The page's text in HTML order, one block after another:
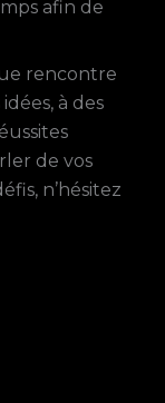
afin de
rencontre
à des
de vos
n’hésitez